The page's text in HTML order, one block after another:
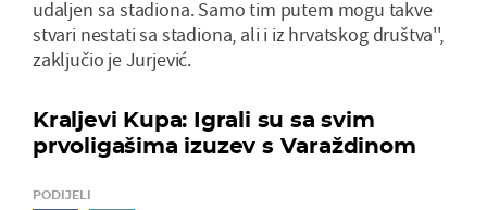
udaljen sa stadiona. Samo tim putem mogu takve
stvari nestati sa stadiona, ali i iz hrvatskog društva'',
zaključio je Jurjević.
Kraljevi Kupa: Igrali su sa svim
prvoligašima izuzev s Varaždinom
PODIJELI